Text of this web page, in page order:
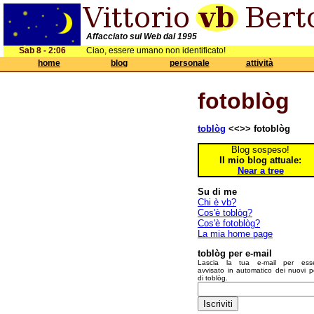
Affacciato sul Web dal 1995
Sab 8 - 2:06
Ciao, essere umano non identificato!
home
blog personale attività
fotoblòg
toblòg <<>> fotoblòg
Blog sospeso!
Il mio blog attuale:
Near a tree
Su di me
Chi è vb?
Cos'è toblòg?
Cos'è fotoblòg?
La mia home page
toblòg per e-mail
Lascia la tua e-mail per
avvisato in automatico dei nuovi
di toblòg.